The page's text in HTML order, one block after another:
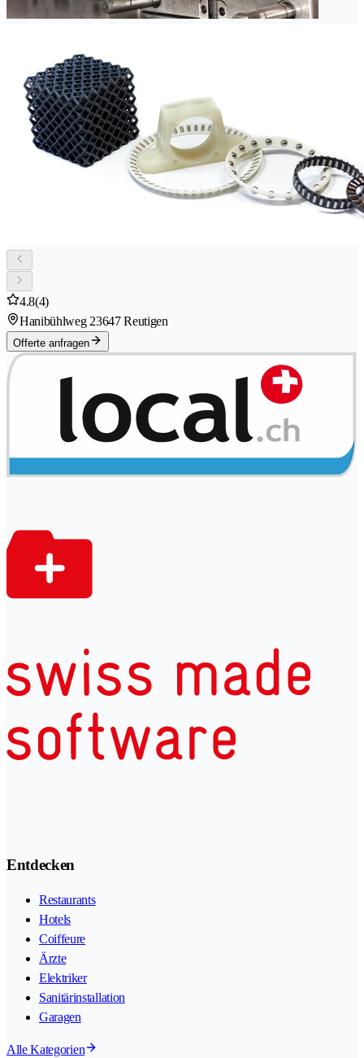
4.8(4)
Hanibühlweg 23647 Reutigen
Offerte anfragen
Entdecken
Restaurants
Hotels
Coiffeure
Ärzte
Elektriker
Sanitärinstallation
Garagen
Alle Kategorien